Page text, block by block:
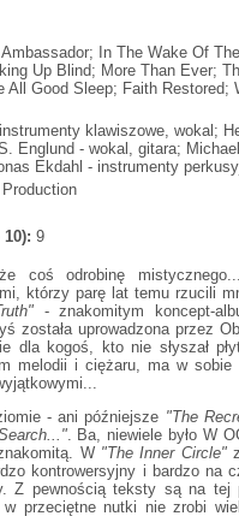
In The Wake Of The
Up Blind; More Than Ever;
All Good Sleep; Faith Restored;
klawiszowe, wokal;
Englund - wokal, gitara; Michael
Ekdahl - instrumenty
9
coś odrobinę
którzy parę lat temu rzucili
- znakomitym koncept-
została uprowadzona przez
dla kogoś, kto nie słyszał
melodii i ciężaru, ma w sobie
- ani późniejsze "The
. Ba, niewiele było W
W "The Inner Circle"
kontrowersyjny i bardzo na
Z pewnością teksty są na tej
przeciętne nutki nie zrobi